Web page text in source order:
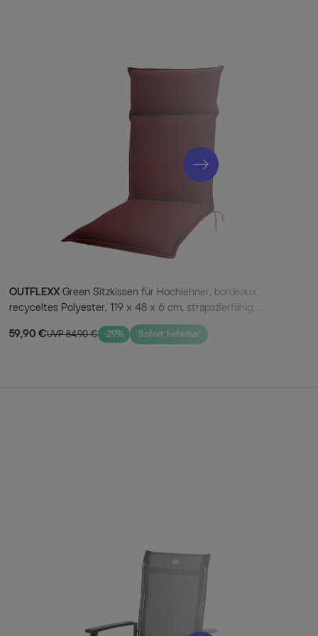
den höchsten Standard an Qualität und Verarbeitung und
werden nur hochwertige Materialien verwendet die
und dem hohen Qualitätsstandard entsprechen. Durch
die Möbel gegen äußere Witterungseinflüsse geschützt.
diesen Tisch, in Kombination mit seiner klaren Form, zu
sorgt auch ohne Auflagen für einen besonderen
seine Langlebigkeit.
OUTFLEXXGreen Sitzkissen für Hochlehner, bordeaux,
recyceltes Polyester, 119 x 48 x 6 cm, strapazierfähig,
witterungsbeständig, nachhaltig
59,90 €UVP 84,90 € -29% Sofort lieferbar